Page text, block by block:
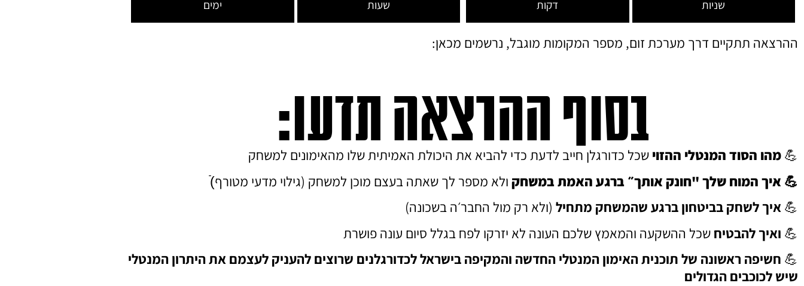
ימים שעות דקות שניות
ההרצאה תתקיים דרך מערכת זום, מספר המקומות מוגבל, נרשמים מכאן:
בסוף ההרצאה תדעו:
💪 מהו הסוד המנטלי ההזוי שכל כדורגלן חייב לדעת כדי להביא את היכולת האמיתית שלו מהאימונים למשחק
💪 איך המוח שלך "חונק אותך״ ברגע האמת במשחק ולא מספר לך שאתה בעצם מוכן למשחק (גילוי מדעי מטורף)ֿ
💪 איך לשחק בביטחון ברגע שהמשחק מתחיל (ולא רק מול החבר׳ה בשכונה)
💪 ואיך להבטיח שכל ההשקעה והמאמץ שלכם העונה לא יזרקו לפח בגלל סיום עונה פושרת
💪 חשיפה ראשונה של תוכנית האימון המנטלי החדשה והמקיפה בישראל לכדורגלנים שרוצים להעניק לעצמם את היתרון המנטלי
שיש לכוכבים הגדולים